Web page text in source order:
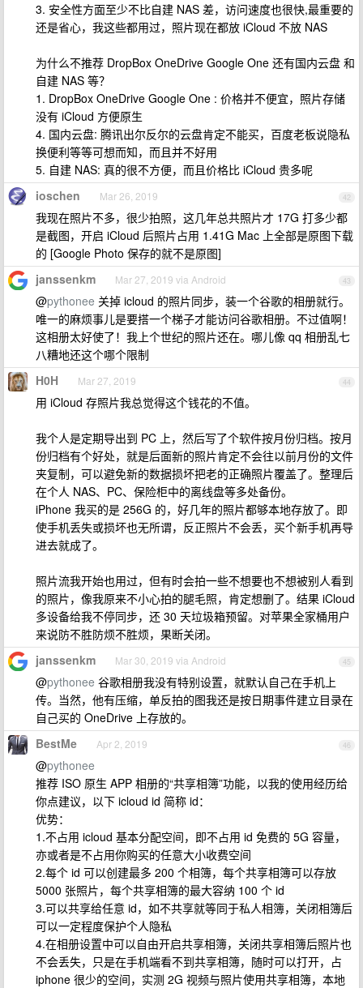
3. 安全性方面至少不比自建 NAS 差，访问速度也很快,最重要的
还是省心，我这些都用过，照片现在都放 iCloud 不放 NAS
为什么不推荐 DropBox OneDrive Google One 还有国内云盘 和
自建 NAS 等？
1. DropBox OneDrive Google One : 价格并不便宜，照片存储
没有 iCloud 方便原生
4. 国内云盘: 腾讯出尔反尔的云盘肯定不能买，百度老板说隐私
换便利等等可想而知，而且并不好用
5. 自建 NAS: 真的很不方便，而且价格比 iCloud 贵多呢
42
ioschen Mar 26, 2019
我现在照片不多，很少拍照，这几年总共照片才 17G 打多少都
是截图，开启 iCloud 后照片占用 1.41G Mac 上全部是原图下载
的 [Google Photo 保存的就不是原图]
43
janssenkm Mar 27, 2019 via Android
@pythonee 关掉 icloud 的照片同步，装一个谷歌的相册就行。
唯一的麻烦事儿是要搭一个梯子才能访问谷歌相册。不过值啊！
这相册太好使了！我上个世纪的照片还在。哪儿像 qq 相册乱七
八糟地还这个哪个限制
44
H0H Mar 27, 2019
用 iCloud 存照片我总觉得这个钱花的不值。
我个人是定期导出到 PC 上，然后写了个软件按月份归档。按月
份归档有个好处，就是后面新的照片肯定不会往以前月份的文件
夹复制，可以避免新的数据损坏把老的正确照片覆盖了。整理后
在个人 NAS、PC、保险柜中的离线盘等多处备份。
iPhone 我买的是 256G 的，好几年的照片都够本地存放了。即
使手机丢失或损坏也无所谓，反正照片不会丢，买个新手机再导
进去就成了。
照片流我开始也用过，但有时会拍一些不想要也不想被别人看到
的照片，像我原来不小心拍的腿毛照，肯定想删了。结果 iCloud
多设备给我不停同步，还 30 天垃圾箱预留。对苹果全家桶用户
来说防不胜防烦不胜烦，果断关闭。
45
janssenkm Mar 30, 2019 via Android
@pythonee 谷歌相册我没有特别设置，就默认自己在手机上
传。当然，他有压缩，单反拍的图我还是按日期事件建立目录在
自己买的 OneDrive 上存放的。
46
BestMe Apr 2, 2019
@pythonee
推荐 ISO 原生 APP 相册的“共享相簿”功能，以我的使用经历给
你点建议，以下 icloud id 简称 id：
优势：
1.不占用 icloud 基本分配空间，即不占用 id 免费的 5G 容量，
亦或者是不占用你购买的任意大小收费空间
2.每个 id 可以创建最多 200 个相簿，每个共享相簿可以存放
5000 张照片，每个共享相簿的最大容纳 100 个 id
3.可以共享给任意 id，如不共享就等同于私人相簿，关闭相簿后
可以一定程度保护个人隐私
4.在相册设置中可以自由开启共享相簿，关闭共享相簿后照片也
不会丢失，只是在手机端看不到共享相簿，随时可以打开，占
iphone 很少的空间，实测 2G 视频与照片使用共享相簿，本地